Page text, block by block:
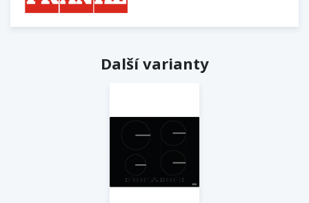
Další varianty